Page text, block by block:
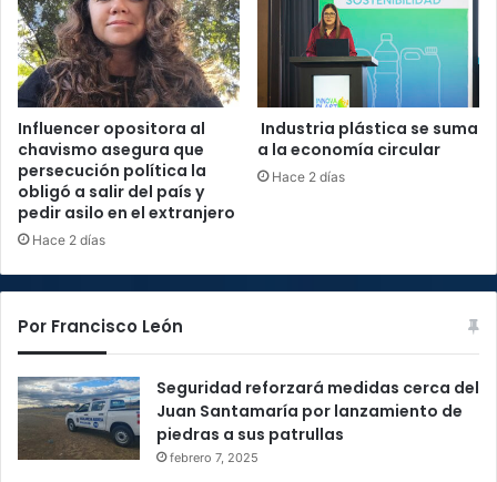
Influencer opositora al
chavismo asegura que
persecución política la
obligó a salir del país y
pedir asilo en el extranjero
Hace 2 días
Industria plástica se suma
a la economía circular
Hace 2 días
Por Francisco León
Seguridad reforzará medidas cerca del
Juan Santamaría por lanzamiento de
piedras a sus patrullas
febrero 7, 2025